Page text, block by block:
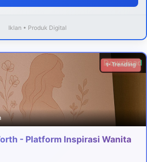
Iklan • Produk Digital
Download
✨ Trending
- Platform Inspirasi Wanita